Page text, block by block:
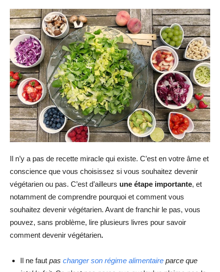
Il n’y a pas de recette miracle qui existe. C’est en votre âme et
conscience que vous choisissez si vous souhaitez devenir
végétarien ou pas. C’est d’ailleurs une étape importante, et
notamment de comprendre pourquoi et comment vous
souhaitez devenir végétarien. Avant de franchir le pas, vous
pouvez, sans problème, lire plusieurs livres pour savoir
comment devenir végétarien.
Il ne faut pas changer son régime alimentaire parce que